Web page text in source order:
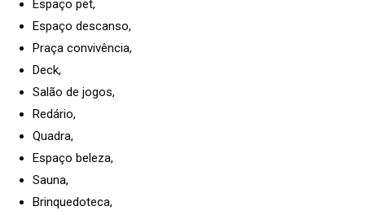
Espaço pet,
Espaço descanso,
Praça convivência,
Deck,
Salão de jogos,
Redário,
Quadra,
Espaço beleza,
Sauna,
Brinquedoteca,